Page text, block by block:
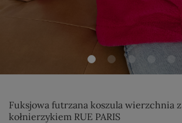
Fuksjowa futrzana koszula wierzchnia z
kołnierzykiem RUE PARIS